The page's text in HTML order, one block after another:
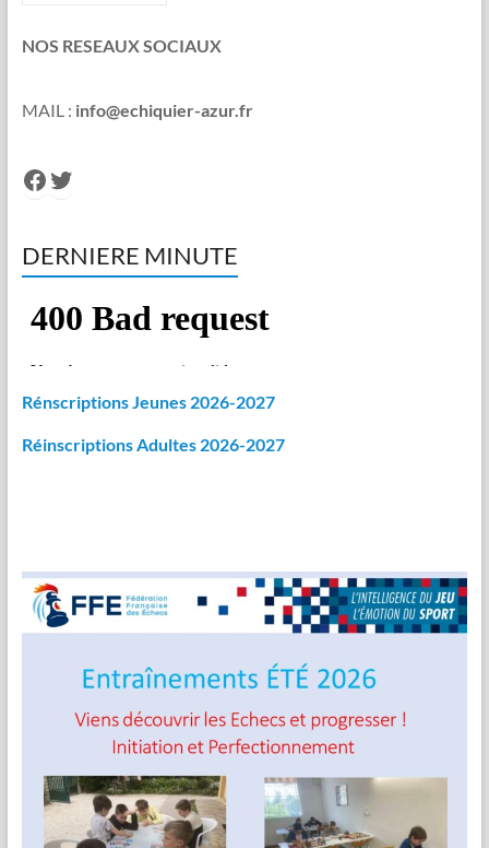
NOS RESEAUX SOCIAUX
MAIL : info@echiquier-azur.fr
Facebook
Twitter
DERNIERE MINUTE
Rénscriptions Jeunes 2026-2027
Réinscriptions Adultes 2026-2027